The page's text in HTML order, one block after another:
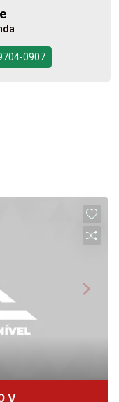
10
14
15
0907
V